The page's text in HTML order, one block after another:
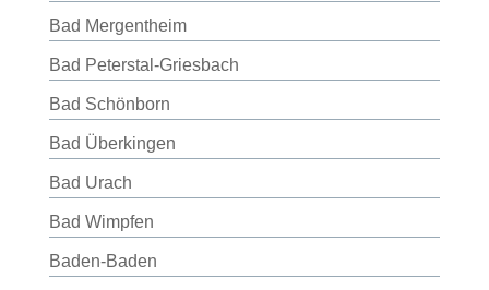
Bad Mergentheim
Bad Peterstal-Griesbach
Bad Schönborn
Bad Überkingen
Bad Urach
Bad Wimpfen
Baden-Baden